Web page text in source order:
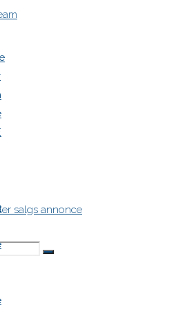
salgs annonce
Search